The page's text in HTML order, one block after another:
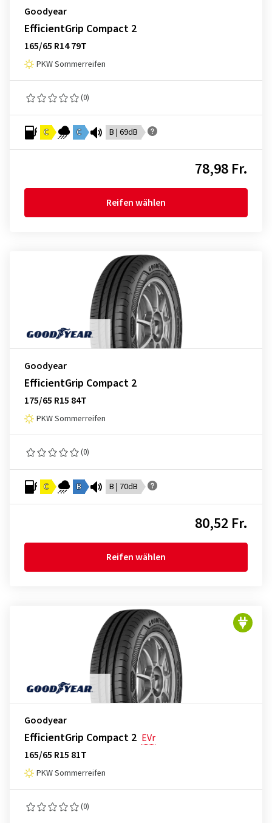
Goodyear
EfficientGrip Compact 2
165/65 R14 79T
PKW Sommerreifen
(0)
C C B | 69dB
78,98 Fr.
Reifen wählen
Goodyear
EfficientGrip Compact 2
175/65 R15 84T
PKW Sommerreifen
(0)
C B B | 70dB
80,52 Fr.
Reifen wählen
Goodyear
EfficientGrip Compact 2 EVr
165/65 R15 81T
PKW Sommerreifen
(0)